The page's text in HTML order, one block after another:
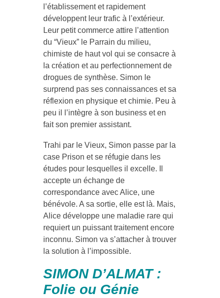
l’établissement et rapidement
développent leur trafic à l’extérieur.
Leur petit commerce attire l’attention
du “Vieux” le Parrain du milieu,
chimiste de haut vol qui se consacre à
la création et au perfectionnement de
drogues de synthèse. Simon le
surprend pas ses connaissances et sa
réflexion en physique et chimie. Peu à
peu il l’intègre à son business et en
fait son premier assistant.
Trahi par le Vieux, Simon passe par la
case Prison et se réfugie dans les
études pour lesquelles il excelle. Il
accepte un échange de
correspondance avec Alice, une
bénévole. A sa sortie, elle est là. Mais,
Alice développe une maladie rare qui
requiert un puissant traitement encore
inconnu. Simon va s’attacher à trouver
la solution à l’impossible.
SIMON D’ALMAT :
Folie ou Génie